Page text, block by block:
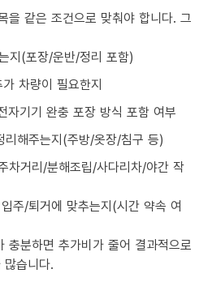
을 같은 조건으로 맞춰야 합니다. 그
지(포장/운반/정리 포함)
차량이 필요한지
자기기 완충 포장 방식 포함 여부
리해주는지(주방/옷장/침구 등)
차거리/분해조립/사다리차/야간 작
주/퇴거에 맞추는지(시간 약속 여
충분하면 추가비가 줄어 결과적으로
습니다.